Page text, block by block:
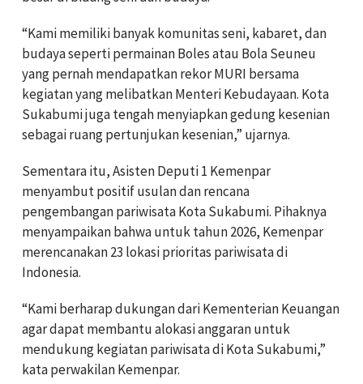
“Kami memiliki banyak komunitas seni, kabaret, dan
budaya seperti permainan Boles atau Bola Seuneu
yang pernah mendapatkan rekor MURI bersama
kegiatan yang melibatkan Menteri Kebudayaan. Kota
Sukabumi juga tengah menyiapkan gedung kesenian
sebagai ruang pertunjukan kesenian,” ujarnya.
Sementara itu, Asisten Deputi 1 Kemenpar
menyambut positif usulan dan rencana
pengembangan pariwisata Kota Sukabumi. Pihaknya
menyampaikan bahwa untuk tahun 2026, Kemenpar
merencanakan 23 lokasi prioritas pariwisata di
Indonesia.
“Kami berharap dukungan dari Kementerian Keuangan
agar dapat membantu alokasi anggaran untuk
mendukung kegiatan pariwisata di Kota Sukabumi,”
kata perwakilan Kemenpar.